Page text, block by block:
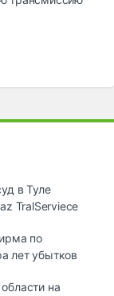
в Туле
TralServiece
по
лет убытков
на